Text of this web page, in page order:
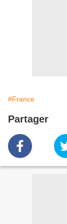
#France
Partager